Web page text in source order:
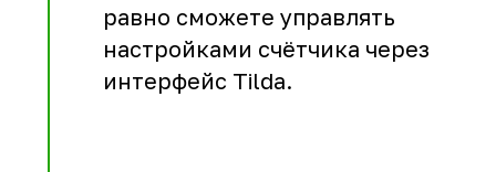
равно сможете управлять
настройками счётчика через
интерфейс Tilda.